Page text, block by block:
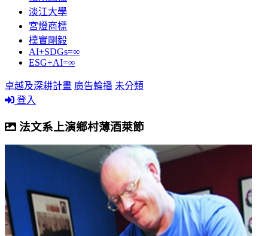
淡江大學
宮燈商標
樸實剛毅
AI+SDGs=∞
ESG+AI=∞
卓越及深耕計畫 廣告輪播 未分類
登入
法文系上演鄉村薄酒萊節